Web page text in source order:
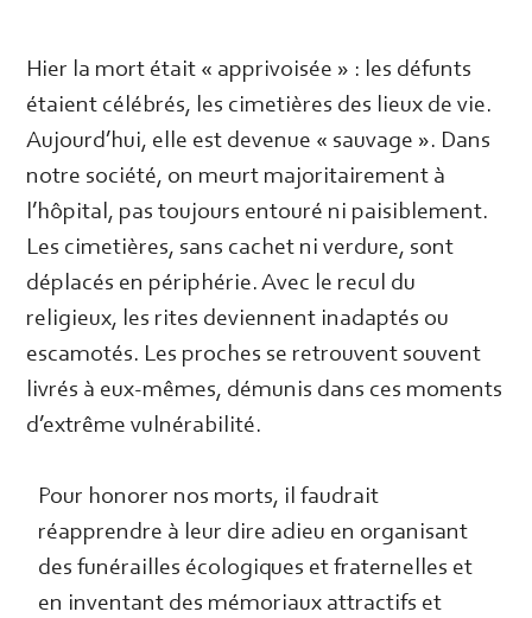
Hier la mort était « apprivoisée » : les défunts
étaient célébrés, les cimetières des lieux de vie.
Aujourd’hui, elle est devenue « sauvage ». Dans
notre société, on meurt majoritairement à
l’hôpital, pas toujours entouré ni paisiblement.
Les cimetières, sans cachet ni verdure, sont
déplacés en périphérie. Avec le recul du
religieux, les rites deviennent inadaptés ou
escamotés. Les proches se retrouvent souvent
livrés à eux-mêmes, démunis dans ces moments
d’extrême vulnérabilité.
Pour honorer nos morts, il faudrait
réapprendre à leur dire adieu en organisant
des funérailles écologiques et fraternelles et
en inventant des mémoriaux attractifs et